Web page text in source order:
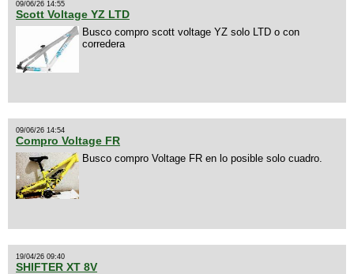
09/06/26 14:55
Scott Voltage YZ LTD
Busco compro scott voltage YZ solo LTD o con
corredera
09/06/26 14:54
Compro Voltage FR
Busco compro Voltage FR en lo posible solo cuadro.
19/04/26 09:40
SHIFTER XT 8V